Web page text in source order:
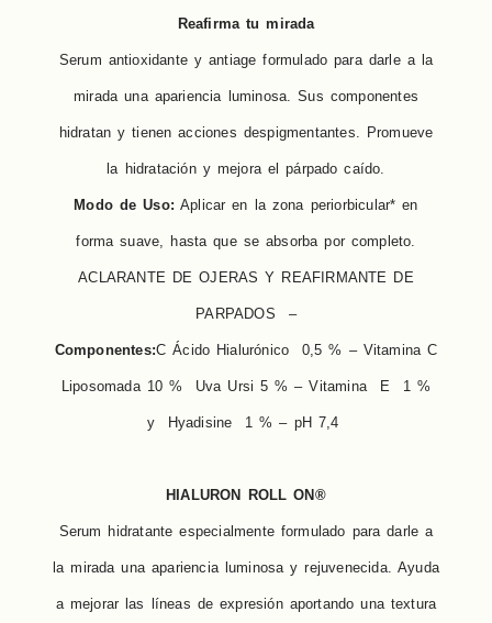
Reafirma tu mirada
Serum antioxidante y antiage formulado para darle a la
mirada una apariencia luminosa. Sus componentes
hidratan y tienen acciones despigmentantes. Promueve
la hidratación y mejora el párpado caído.
Modo de Uso: Aplicar en la zona periorbicular* en
forma suave, hasta que se absorba por completo.
ACLARANTE DE OJERAS Y REAFIRMANTE DE
PARPADOS –
Componentes:C Ácido Hialurónico 0,5 % – Vitamina C
Liposomada 10 % Uva Ursi 5 % – Vitamina E 1 %
y Hyadisine 1 % – pH 7,4
HIALURON ROLL ON®
Serum hidratante especialmente formulado para darle a
la mirada una apariencia luminosa y rejuvenecida. Ayuda
a mejorar las líneas de expresión aportando una textura